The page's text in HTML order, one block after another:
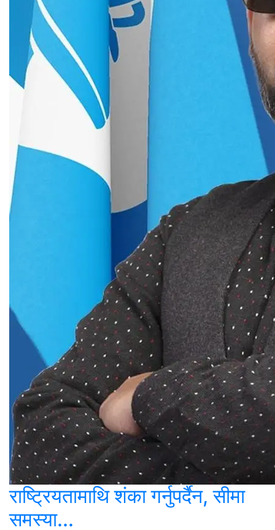
राष्ट्रियतामाथि शंका गर्नुपर्दैन, सीमा
समस्या...